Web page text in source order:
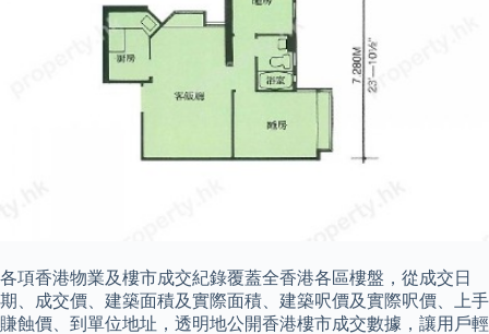
各項香港物業及樓市成交紀錄覆蓋全香港各區樓盤，從成交日
期、成交價、建築面積及實際面積、建築呎價及實際呎價、上手
賺蝕價、到單位地址，透明地公開香港樓市成交數據，讓用戶輕